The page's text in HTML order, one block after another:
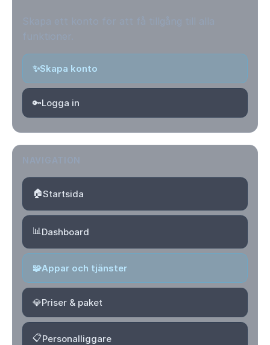
✨Skapa konto
🔑Logga in
🏠Startsida
📊Dashboard
🧩Appar och tjänster
💎Priser & paket
📋Personalliggare